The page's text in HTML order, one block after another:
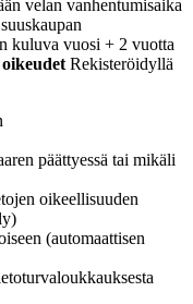
velan vanhentumisaika
kuluva vuosi + 2 vuotta
Rekisteröidyllä
päättyessä tai mikäli
oikeellisuuden
(automaattisen